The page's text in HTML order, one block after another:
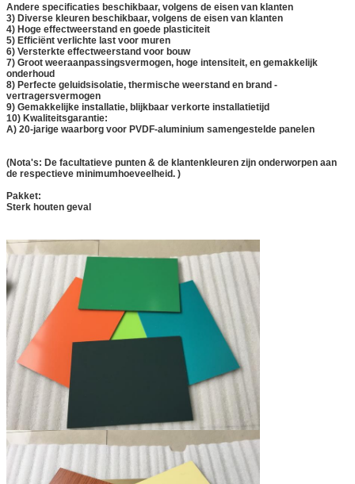
Andere specificaties beschikbaar, volgens de eisen van klanten
3) Diverse kleuren beschikbaar, volgens de eisen van klanten
4) Hoge effectweerstand en goede plasticiteit
5) Efficiënt verlichte last voor muren
6) Versterkte effectweerstand voor bouw
7) Groot weeraanpassingsvermogen, hoge intensiteit, en gemakkelijk
onderhoud
8) Perfecte geluidsisolatie, thermische weerstand en brand -
vertragersvermogen
9) Gemakkelijke installatie, blijkbaar verkorte installatietijd
10) Kwaliteitsgarantie:
A) 20-jarige waarborg voor PVDF-aluminium samengestelde panelen
(Nota's: De facultatieve punten & de klantenkleuren zijn onderworpen aan
de respectieve minimumhoeveelheid. )
Pakket:
Sterk houten geval